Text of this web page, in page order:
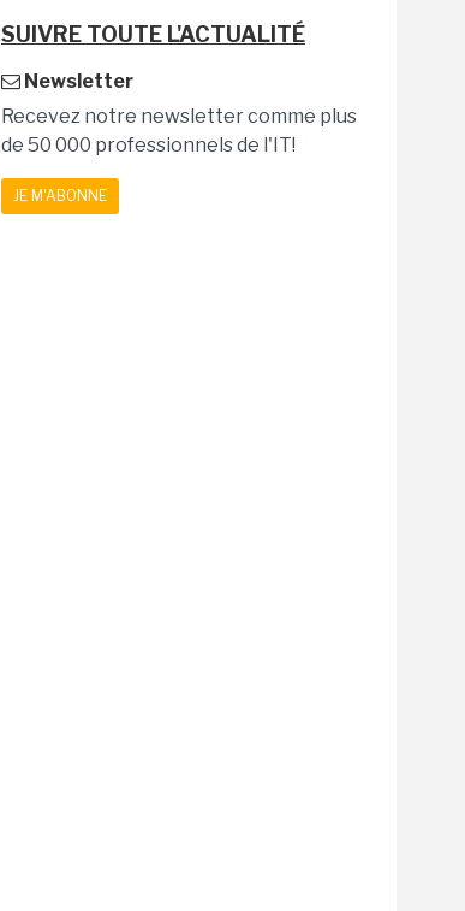
SUIVRE TOUTE L'ACTUALITÉ
Newsletter
Recevez notre newsletter comme plus
de 50 000 professionnels de l'IT!
JE M'ABONNE